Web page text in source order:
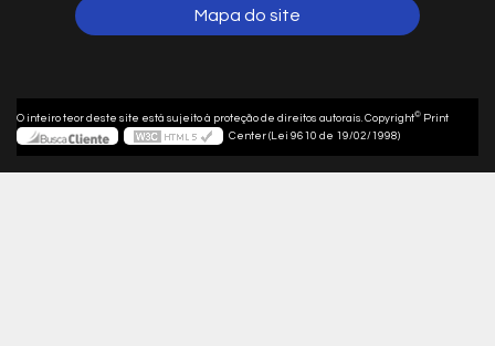
Mapa do site
O inteiro teor deste site está sujeito à proteção de direitos autorais. Copyright© Print
Center (Lei 9610 de 19/02/1998)